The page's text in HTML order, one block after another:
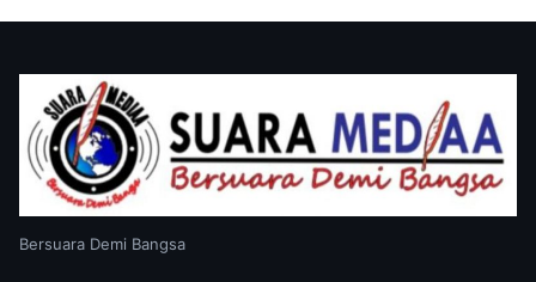
Bersuara Demi Bangsa